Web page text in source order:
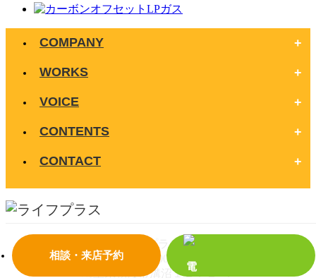
相談・来店予約
COMPANY
WORKS
VOICE
CONTENTS
CONTACT
株式会社ライフプラス（朝霞本店）
〒351-0023
埼玉県朝霞市溝沼１２７２−７